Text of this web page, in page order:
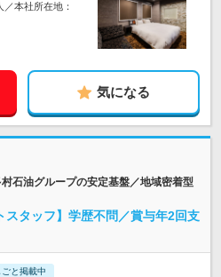
本社所在地：
気になる
石油グループの安定基盤／地域密着型
スタッフ】学歴不問／賞与年2回支
と掲載中